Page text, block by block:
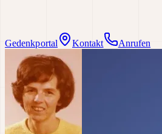
Gedenkportal Kontakt Anrufen